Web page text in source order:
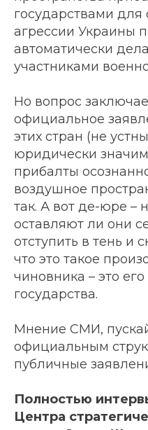
государствами для
агрессии Украины
автоматически
участниками
Но вопрос
официальное
этих стран (не
юридически
прибалты
воздушное
так. А вот де-юре –
оставляют ли они
отступить в тень и
что это такое
чиновника – это
государства.
Мнение СМИ,
официальным
публичные
Полностью
Центра